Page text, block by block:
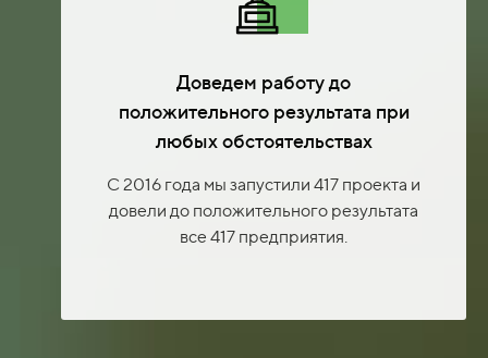
Доведем работу до
положительного результата при
любых обстоятельствах
С 2016 года мы запустили 417 проекта и
довели до положительного результата
все 417 предприятия.